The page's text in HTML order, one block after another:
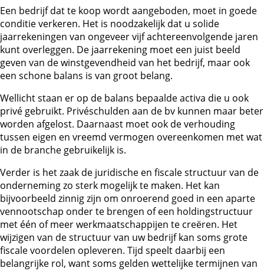
Een bedrijf dat te koop wordt aangeboden, moet in goede
conditie verkeren. Het is noodzakelijk dat u solide
jaarrekeningen van ongeveer vijf achtereenvolgende jaren
kunt overleggen. De jaarrekening moet een juist beeld
geven van de winstgevendheid van het bedrijf, maar ook
een schone balans is van groot belang.
Wellicht staan er op de balans bepaalde activa die u ook
privé gebruikt. Privéschulden aan de bv kunnen maar beter
worden afgelost. Daarnaast moet ook de verhouding
tussen eigen en vreemd vermogen overeenkomen met wat
in de branche gebruikelijk is.
Verder is het zaak de juridische en fiscale structuur van de
onderneming zo sterk mogelijk te maken. Het kan
bijvoorbeeld zinnig zijn om onroerend goed in een aparte
vennootschap onder te brengen of een holdingstructuur
met één of meer werkmaatschappijen te creëren. Het
wijzigen van de structuur van uw bedrijf kan soms grote
fiscale voordelen opleveren. Tijd speelt daarbij een
belangrijke rol, want soms gelden wettelijke termijnen van